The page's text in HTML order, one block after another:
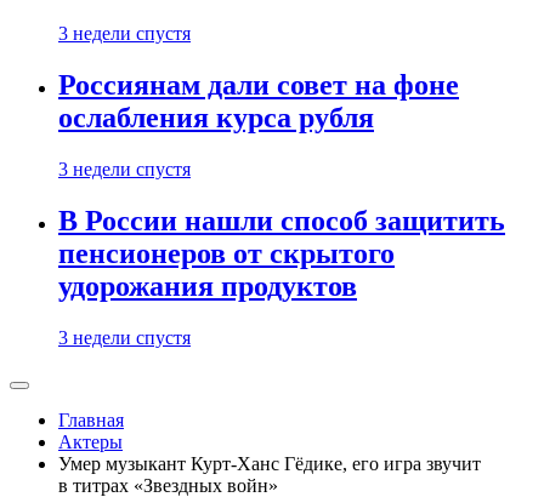
3 недели спустя
Россиянам дали совет на фоне
ослабления курса рубля
3 недели спустя
В России нашли способ защитить
пенсионеров от скрытого
удорожания продуктов
3 недели спустя
Главная
Актеры
Умер музыкант Курт-Ханс Гёдике, его игра звучит
в титрах «Звездных войн»